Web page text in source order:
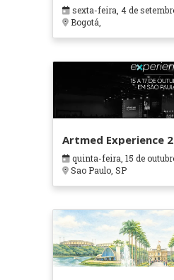
sexta-feira, 4 de
Bogotá,
Artmed Experience
quinta-feira, 15 de
Sao Paulo, SP